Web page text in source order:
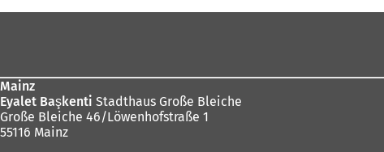
Mainz
Eyalet Başkenti Stadthaus Große Bleiche
Große Bleiche 46/Löwenhofstraße 1
55116 Mainz